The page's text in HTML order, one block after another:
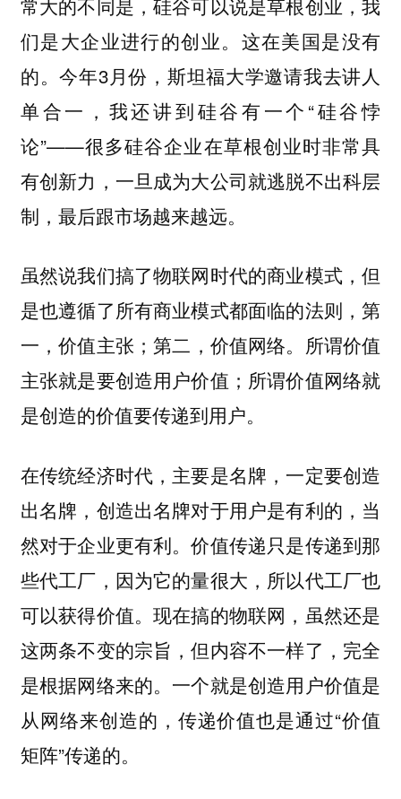
们是大企业进行的创业。这在美国是没有
的。今年3月份，斯坦福大学邀请我去讲人
单合一，我还讲到硅谷有一个“硅谷悖
论”——很多硅谷企业在草根创业时非常具
有创新力，一旦成为大公司就逃脱不出科层
制，最后跟市场越来越远。
虽然说我们搞了物联网时代的商业模式，但
是也遵循了所有商业模式都面临的法则，第
一，价值主张；第二，价值网络。所谓价值
主张就是要创造用户价值；所谓价值网络就
是创造的价值要传递到用户。
在传统经济时代，主要是名牌，一定要创造
出名牌，创造出名牌对于用户是有利的，当
然对于企业更有利。价值传递只是传递到那
些代工厂，因为它的量很大，所以代工厂也
可以获得价值。现在搞的物联网，虽然还是
这两条不变的宗旨，但内容不一样了，完全
是根据网络来的。一个就是创造用户价值是
从网络来创造的，传递价值也是通过“价值
矩阵”传递的。